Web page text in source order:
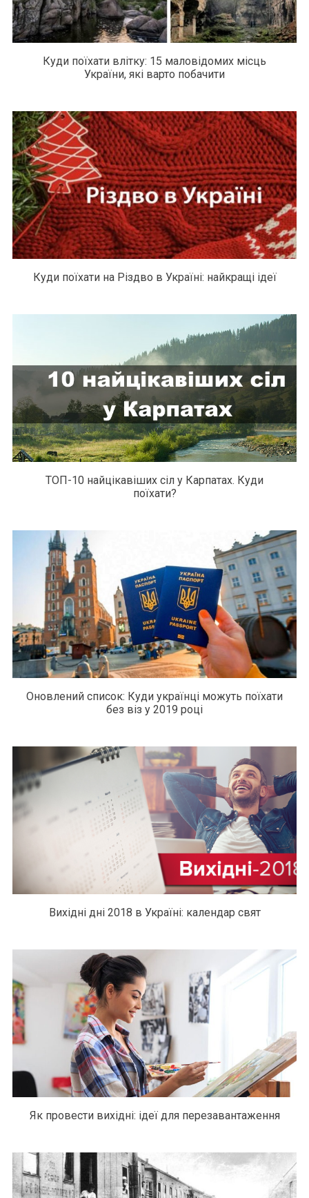
Куди поїхати влітку: 15 маловідомих місць
України, які варто побачити
Куди поїхати на Різдво в Україні: найкращі ідеї
ТОП-10 найцікавіших сіл у Карпатах. Куди
поїхати?
Оновлений список: Куди українці можуть поїхати
без віз у 2019 році
Вихідні дні 2018 в Україні: календар свят
Як провести вихідні: ідеї для перезавантаження